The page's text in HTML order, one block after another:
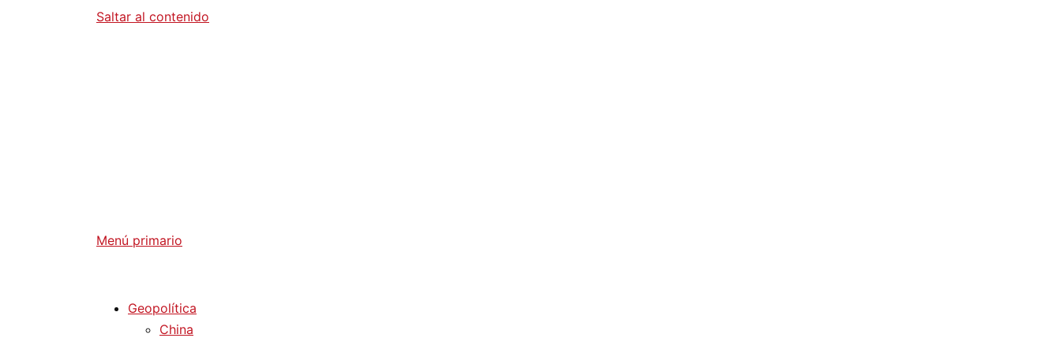
Saltar al contenido
Menú primario
Geopolítica
China